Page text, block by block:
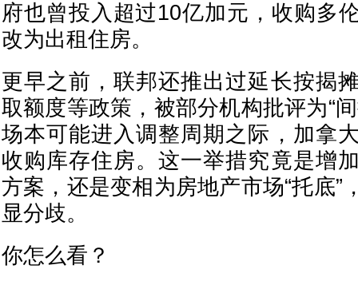
府也曾投入超过10亿加元，收购多
改为出租住房。
更早之前，联邦还推出过延长按揭
取额度等政策，被部分机构批评为“
场本可能进入调整周期之际，加拿
收购库存住房。这一举措究竟是增
方案，还是变相为房地产市场“托底”
显分歧。
你怎么看？